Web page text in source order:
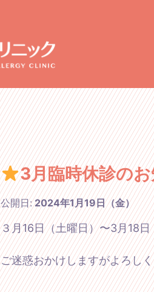
3月臨時休診の
公開日:2024年1月19日（金）
３月16日（土曜日）〜3月18
ご迷惑おかけしますがよろし